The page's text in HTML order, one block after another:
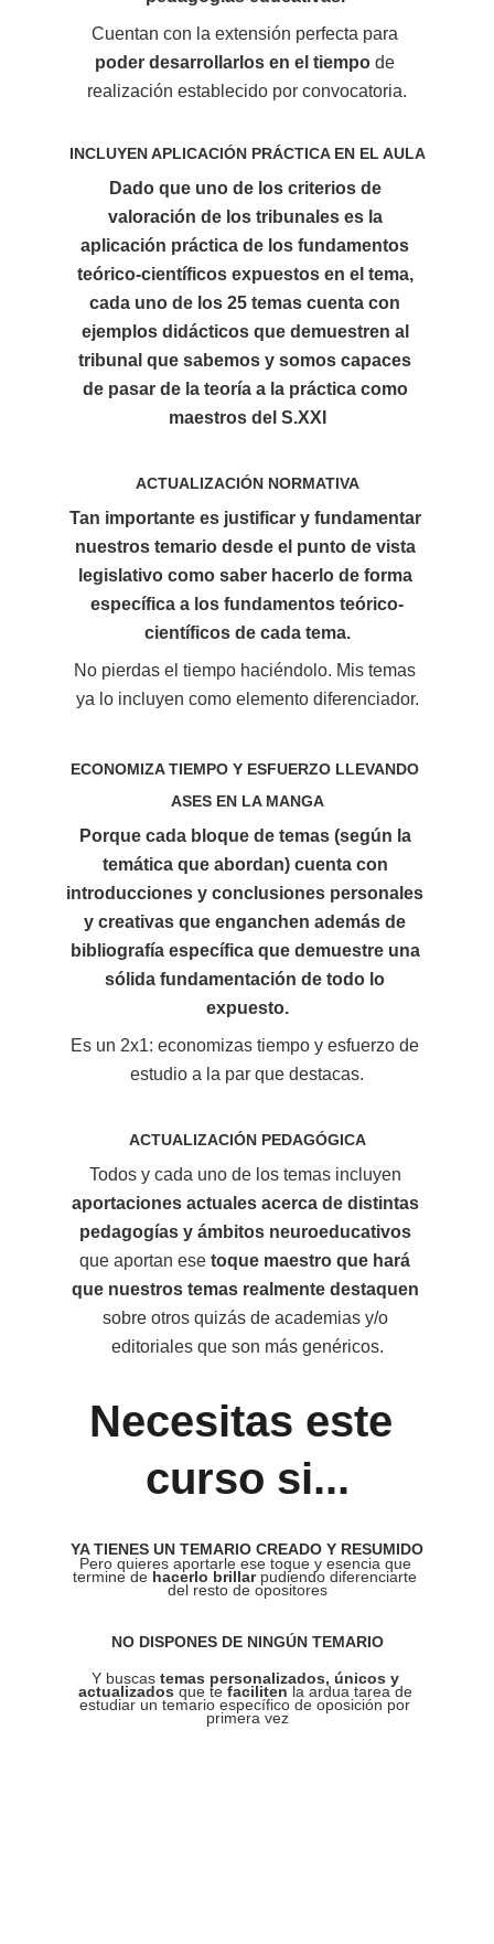
Cuentan con la extensión perfecta para
poder desarrollarlos en el tiempo de
realización establecido por convocatoria.
INCLUYEN APLICACIÓN PRÁCTICA EN EL AULA
Dado que uno de los criterios de
valoración de los tribunales es la
aplicación práctica de los fundamentos
teórico-científicos expuestos en el tema,
cada uno de los 25 temas cuenta con
ejemplos didácticos que demuestren al
tribunal que sabemos y somos capaces
de pasar de la teoría a la práctica como
maestros del S.XXI
ACTUALIZACIÓN PEDAGÓGICA
Todos y cada uno de los temas incluyen
aportaciones actuales acerca de distintas
pedagogías y ámbitos neuroeducativos
que aportan ese toque maestro que hará
que nuestros temas realmente destaquen
sobre otros quizás de academias y/o
editoriales que son más genéricos.
ACTUALIZACIÓN NORMATIVA
Tan importante es justificar y fundamentar
nuestros temario desde el punto de vista
legislativo como saber hacerlo de forma
específica a los fundamentos teórico-
científicos de cada tema.
No pierdas el tiempo haciéndolo. Mis temas
ya lo incluyen como elemento diferenciador.
ECONOMIZA TIEMPO Y ESFUERZO LLEVANDO
ASES EN LA MANGA
Porque cada bloque de temas (según la
temática que abordan) cuenta con
introducciones y conclusiones personales
y creativas que enganchen además de
bibliografía específica que demuestre una
sólida fundamentación de todo lo
expuesto.
Es un 2x1: economizas tiempo y esfuerzo de
estudio a la par que destacas.
Necesitas este
curso si...
YA TIENES UN TEMARIO CREADO Y RESUMIDO
Pero quieres aportarle ese toque y esencia que
termine de hacerlo brillar pudiendo diferenciarte
del resto de opositores
NO DISPONES DE NINGÚN TEMARIO
Y buscas temas personalizados, únicos y
actualizados que te faciliten la ardua tarea de
estudiar un temario específico de oposición por
primera vez